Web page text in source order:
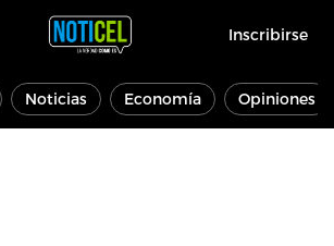
Inscribirse
Noticias Economía Opiniones